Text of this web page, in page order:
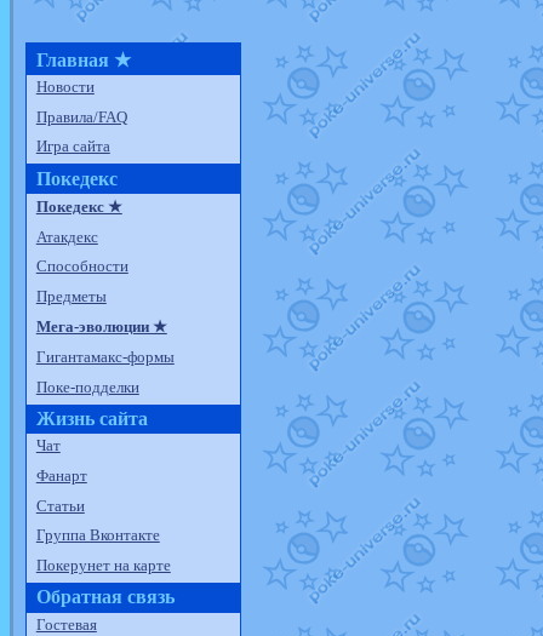
Главная ★
Новости
Правила/FAQ
Игра сайта
Покедекс
Покедекс ★
Атакдекс
Способности
Предметы
Мега-эволюции ★
Гигантамакс-формы
Поке-подделки
Жизнь сайта
Чат
Фанарт
Статьи
Группа Вконтакте
Покерунет на карте
Обратная связь
Гостевая